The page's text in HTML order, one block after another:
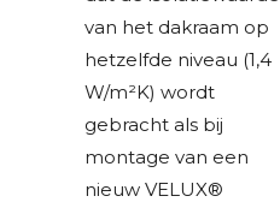
van het dakraam op
hetzelfde niveau (1,4
W/m²K) wordt
gebracht als bij
montage van een
nieuw VELUX®